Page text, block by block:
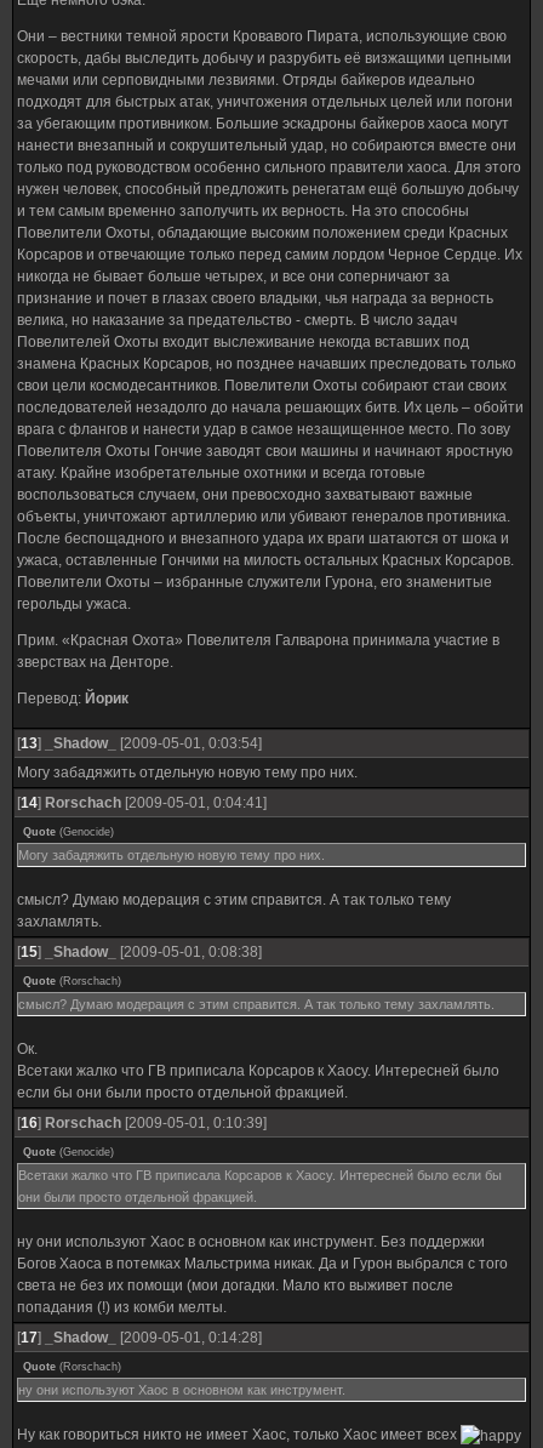
Они – вестники темной ярости Кровавого Пирата, использующие свою
скорость, дабы выследить добычу и разрубить её визжащими цепными
мечами или серповидными лезвиями. Отряды байкеров идеально
подходят для быстрых атак, уничтожения отдельных целей или погони
за убегающим противником. Большие эскадроны байкеров хаоса могут
нанести внезапный и сокрушительный удар, но собираются вместе они
только под руководством особенно сильного правители хаоса. Для этого
нужен человек, способный предложить ренегатам ещё большую добычу
и тем самым временно заполучить их верность. На это способны
Повелители Охоты, обладающие высоким положением среди Красных
Корсаров и отвечающие только перед самим лордом Черное Сердце. Их
никогда не бывает больше четырех, и все они соперничают за
признание и почет в глазах своего владыки, чья награда за верность
велика, но наказание за предательство - смерть. В число задач
Повелителей Охоты входит выслеживание некогда вставших под
знамена Красных Корсаров, но позднее начавших преследовать только
свои цели космодесантников. Повелители Охоты собирают стаи своих
последователей незадолго до начала решающих битв. Их цель – обойти
врага с флангов и нанести удар в самое незащищенное место. По зову
Повелителя Охоты Гончие заводят свои машины и начинают яростную
атаку. Крайне изобретательные охотники и всегда готовые
воспользоваться случаем, они превосходно захватывают важные
объекты, уничтожают артиллерию или убивают генералов противника.
После беспощадного и внезапного удара их враги шатаются от шока и
ужаса, оставленные Гончими на милость остальных Красных Корсаров.
Повелители Охоты – избранные служители Гурона, его знаменитые
герольды ужаса.
Прим. «Красная Охота» Повелителя Галварона принимала участие в
зверствах на Денторе.
Перевод: Йорик
[13] _Shadow_
[2009-05-01, 0:03:54]
Могу забадяжить отдельную новую тему про них.
[14] Rorschach [2009-05-01, 0:04:41]
Quote (Genocide)
Могу забадяжить отдельную новую тему про них.
смысл? Думаю модерация с этим справится. А так только тему
захламлять.
[15] _Shadow_ [2009-05-01, 0:08:38]
Quote (Rorschach)
смысл? Думаю модерация с этим справится. А так только тему захламлять.
Ок.
Всетаки жалко что ГВ приписала Корсаров к Хаосу. Интересней было
если бы они были просто отдельной фракцией.
[16] Rorschach [2009-05-01, 0:10:39]
Quote (Genocide)
Всетаки жалко что ГВ приписала Корсаров к Хаосу. Интересней было если бы
они были просто отдельной фракцией.
ну они используют Хаос в основном как инструмент. Без поддержки
Богов Хаоса в потемках Мальстрима никак. Да и Гурон выбрался с того
света не без их помощи (мои догадки. Мало кто выживет после
попадания (!) из комби мелты.
[17] _Shadow_ [2009-05-01, 0:14:28]
Quote (Rorschach)
ну они используют Хаос в основном как инструмент.
Ну как говориться никто не имеет Хаос, только Хаос имеет всех